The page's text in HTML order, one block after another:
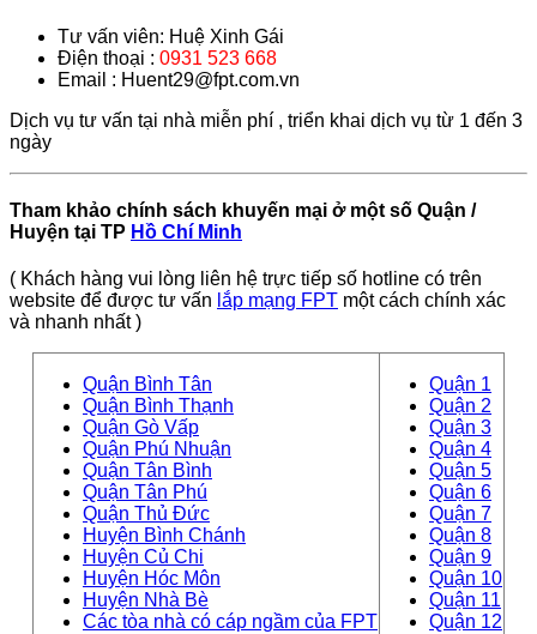
Tư vấn viên: Huệ Xinh Gái
Điện thoại : 0931 523 668
Email : Huent29@fpt.com.vn
Dịch vụ tư vấn tại nhà miễn phí , triển khai dịch vụ từ 1 đến 3
ngày
Tham khảo chính sách khuyến mại ở một số Quận /
Huyện tại TP Hồ Chí Minh
( Khách hàng vui lòng liên hệ trực tiếp số hotline có trên
website để được tư vấn lắp mạng FPT một cách chính xác
và nhanh nhất )
Quận Bình Tân
Quận Bình Thạnh
Quận Gò Vấp
Quận Phú Nhuận
Quận Tân Bình
Quận Tân Phú
Quận Thủ Đức
Huyện Bình Chánh
Huyện Củ Chi
Huyện Hóc Môn
Huyện Nhà Bè
Các tòa nhà có cáp ngầm của FPT
Quận 1
Quận 2
Quận 3
Quận 4
Quận 5
Quận 6
Quận 7
Quận 8
Quận 9
Quận 10
Quận 11
Quận 12